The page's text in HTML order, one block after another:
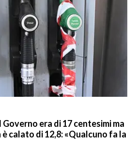
era di 17 centesimi ma
calato di 12,8: «Qualcuno fa la